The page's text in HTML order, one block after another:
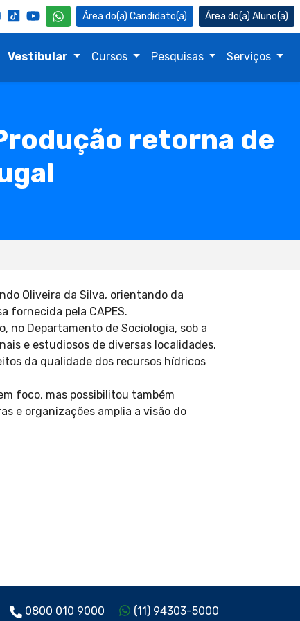
Candidato(a) Aluno(a)
Vestibular Cursos Pesquisas Serviços
retorna de
Oliveira da Silva, orientando da
fornecida pela CAPES.
no Departamento de Sociologia, sob a
e estudiosos de diversas localidades.
da qualidade dos recursos hídricos
foco, mas possibilitou também
e organizações amplia a visão do
0800 010 9000 (11) 94303-5000